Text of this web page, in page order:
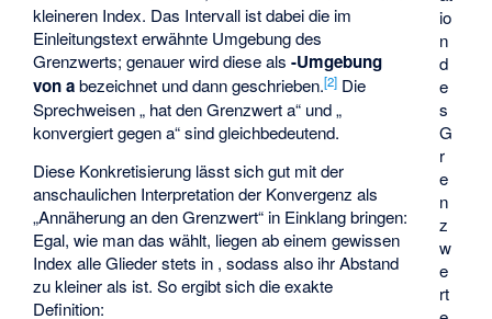
io
n
d
e
s
G
r
e
n
z
w
e
rt
kleineren Index. Das Intervall ist dabei die im
Einleitungstext erwähnte Umgebung des
Grenzwerts; genauer wird diese als-Umgebung
von abezeichnet und danngeschrieben.[2] Die
Sprechweisen „ hat den Grenzwert a“ und „
konvergiert gegen a“ sind gleichbedeutend.
Diese Konkretisierung lässt sich gut mit der
anschaulichen Interpretation der Konvergenz als
„Annäherung an den Grenzwert“ in Einklang bringen:
Egal, wie man daswählt, liegen ab einem gewissen
Index alle Glieder stets in , sodass also ihr Abstand
zukleiner als ist. So ergibt sich die exakte
Definition: